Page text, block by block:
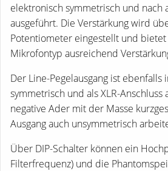
elektronisch symmetrisch und nach
ausgeführt. Die Verstärkung wird
Potentiometer eingestellt und
Mikrofontyp ausreichend
Der Line-Pegelausgang ist
symmetrisch und als XLR-
negative Ader mit der Masse
Ausgang auch unsymmetrisch
Über DIP-Schalter können ein
Filterfrequenz) und die